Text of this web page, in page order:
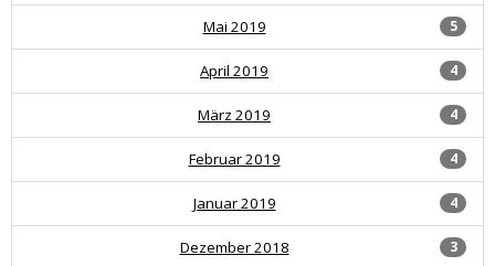
5
Mai 2019
4
April 2019
4
März 2019
4
Februar 2019
4
Januar 2019
3
Dezember 2018